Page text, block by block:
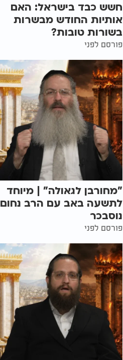
חשש כבד בישראל: האם
אותיות החודש מבשרות
בשורות טובות?
פורסם לפני
"מחורבן לגאולה" | מיוחד
לתשעה באב עם הרב נחום
נוסבכר
פורסם לפני